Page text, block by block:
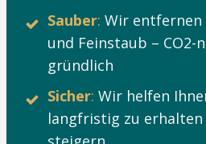
Sauber: Wir entfernen
und Feinstaub – CO2-
gründlich
Sicher: Wir helfen
langfristig zu erhalten